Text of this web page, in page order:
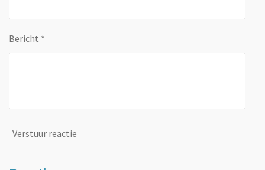
Bericht *
Verstuur reactie